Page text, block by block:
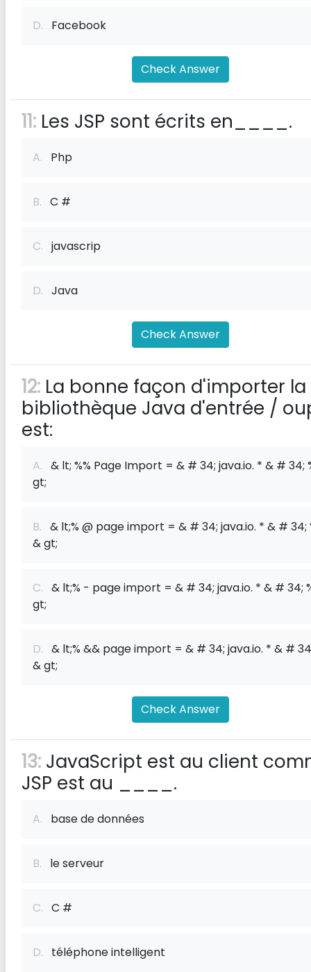
D. Facebook
Check Answer
11: Les JSP sont écrits en____.
A. Php
B. C #
C. javascrip
D. Java
Check Answer
12: La bonne façon d'importer la
bibliothèque Java d'entrée /
est:
A. & lt; %% Page Import = & # 34; java.io. * & # 34;
gt;
B. & lt;% @ page import = & # 34; java.io. * & # 34;
& gt;
C. & lt;% - page import = & # 34; java.io. * & # 34;
gt;
D. & lt;% && page import = & # 34; java.io. * & #
& gt;
Check Answer
13: JavaScript est au client
JSP est au ____.
A. base de données
B. le serveur
C. C #
D. téléphone intelligent